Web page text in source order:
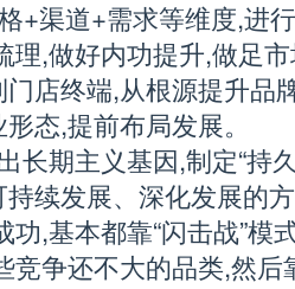
+渠道+需求等维度,进
理,做好内功提升,做足
店终端,从根源提升品
态,提前布局发展。
长期主义基因,制定“持
续发展、深化发展的
功,基本都靠“闪击战”模
竞争还不大的品类,然